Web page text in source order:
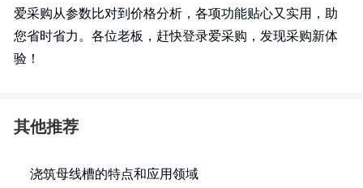
爱采购从参数比对到价格分析，各项功能贴心又实用，助
您省时省力。各位老板，赶快登录爱采购，发现采购新体
验！
其他推荐
浇筑母线槽的特点和应用领域